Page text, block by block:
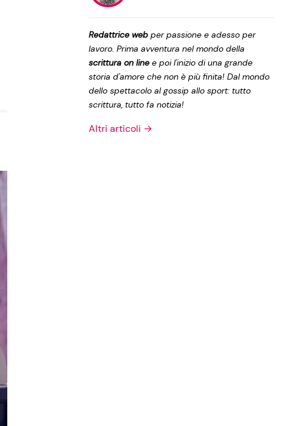
Privacy Policy
Redattrice web per passione e adesso per
lavoro. Prima avventura nel mondo della
scrittura on line e poi l'inizio di una grande
storia d'amore che non è più finita! Dal mondo
dello spettacolo al gossip allo sport: tutto
scrittura, tutto fa notizia!
Altri articoli →